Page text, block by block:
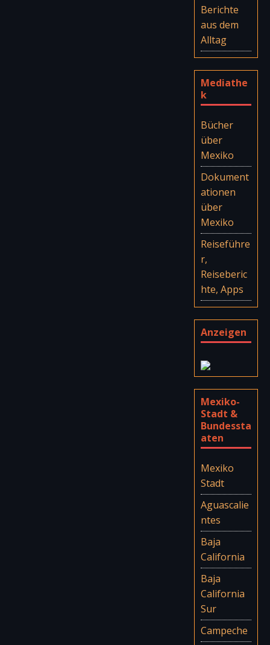
Berichte
aus dem
Alltag
Mediathe
k
Bücher
über
Mexiko
Dokument
ationen
über
Mexiko
Reiseführe
r,
Reiseberic
hte, Apps
Anzeigen
Mexiko-
Stadt &
Bundessta
aten
Mexiko
Stadt
Aguascalie
ntes
Baja
California
Baja
California
Sur
Campeche